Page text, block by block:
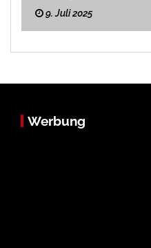
9. Juli 2025
Werbung